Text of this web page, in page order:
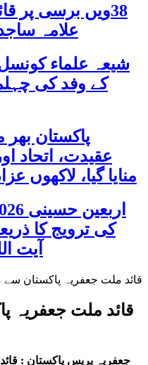
38ویں برسی پر
علامہ
شیعہ علماء کونسل
کے وفد کی
عقیدت، اتحاد
منایا گیا، لاکھوں
کی ترویج کا
آیت
قائد ملت جعفریہ
جعفریہ پریس پاکستان :